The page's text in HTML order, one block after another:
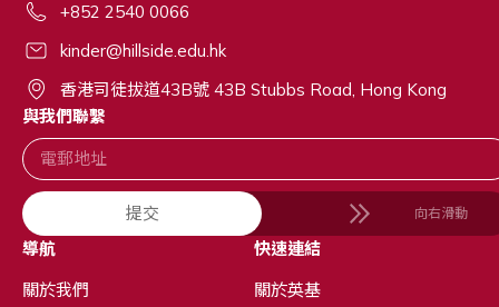
+852 2540 0066
kinder@hillside.edu.hk
香港司徒拔道43B號 43B Stubbs Road, Hong Kong
與我們聯繫
提交 向右滑動
導航
關於我們
快速連結
關於英基